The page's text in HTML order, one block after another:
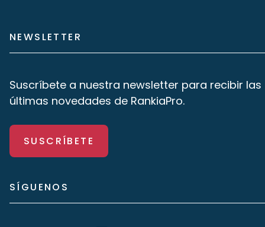
NEWSLETTER
Suscríbete a nuestra newsletter para recibir las
últimas novedades de RankiaPro.
SUSCRÍBETE
SÍGUENOS